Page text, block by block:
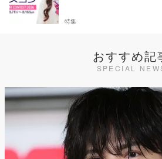
特集
おすすめ記
SPECIAL